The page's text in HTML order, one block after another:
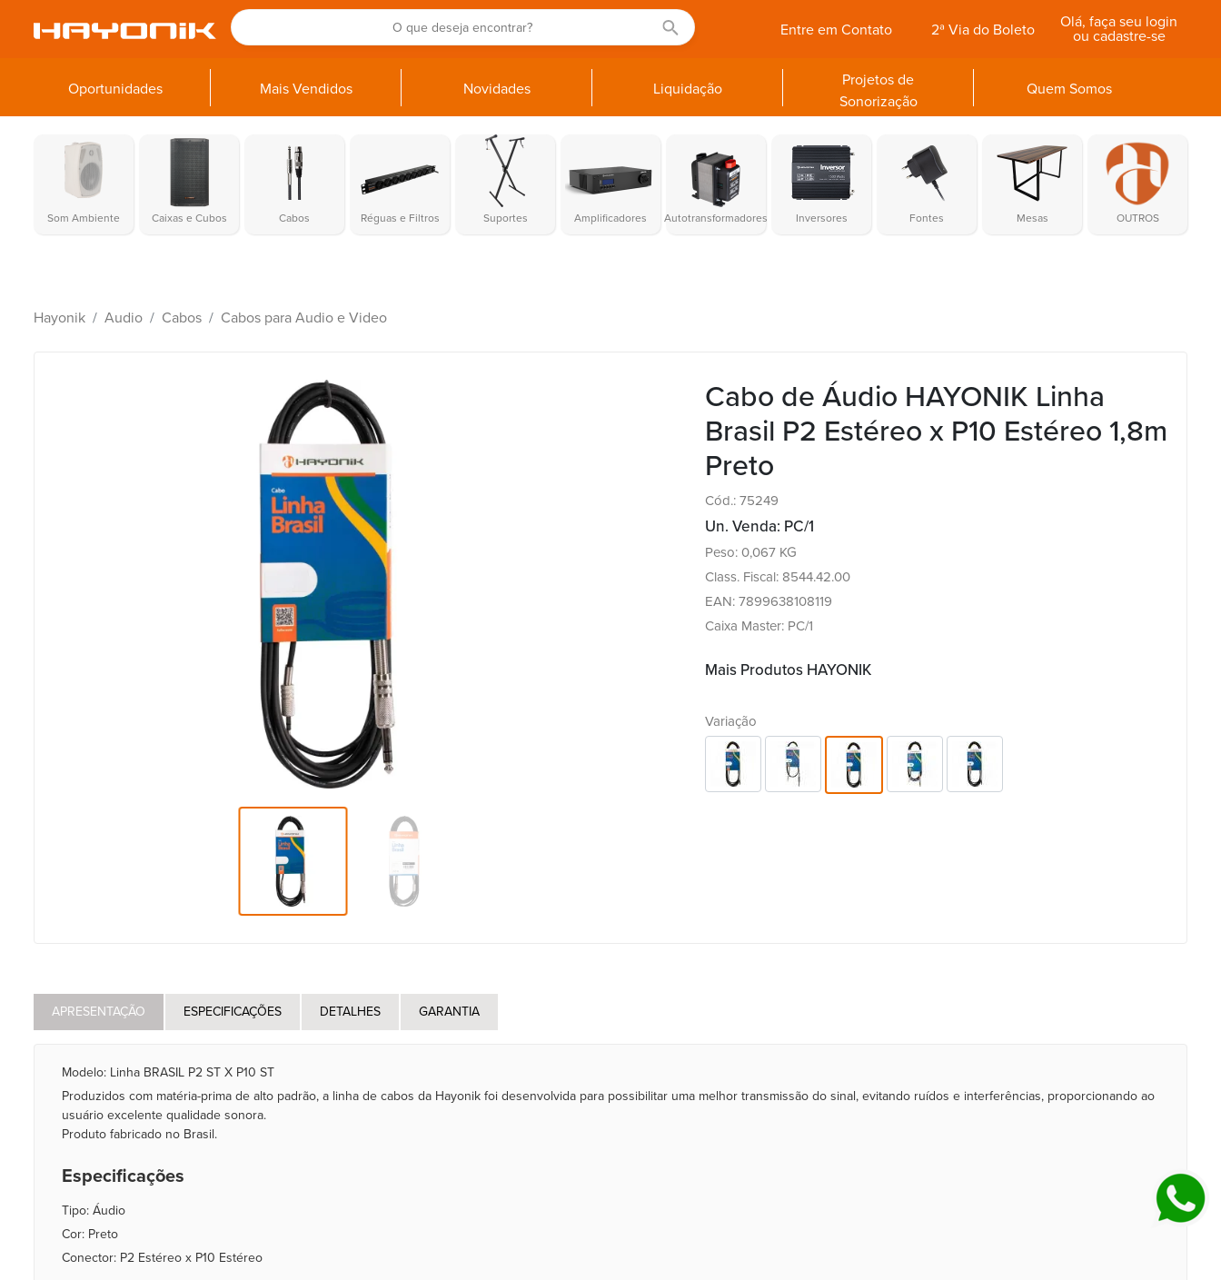
Olá, faça seu login
ou cadastre-se
2ª Via do Boleto
Entre em Contato
Oportunidades Mais Vendidos Novidades Liquidação
Projetos de
Sonorização
Quem Somos
Som Ambiente Caixas e Cubos Cabos Réguas e Filtros Suportes Amplificadores Autotransformadores Inversores Fontes Mesas OUTROS
Hayonik Audio Cabos Cabos para Audio e Video
Cabo de Áudio HAYONIK Linha
Brasil P2 Estéreo x P10 Estéreo 1,8m
Preto
Cód.: 75249
Un. Venda: PC/1
Peso: 0,067 KG
Class. Fiscal: 8544.42.00
EAN: 7899638108119
Caixa Master: PC/1
Mais Produtos HAYONIK
Variação
APRESENTAÇÃO ESPECIFICAÇÕES DETALHES GARANTIA
Modelo: Linha BRASIL P2 ST X P10 ST
Produzidos com matéria-prima de alto padrão, a linha de cabos da Hayonik foi desenvolvida para possibilitar uma melhor transmissão do sinal, evitando ruídos e interferências, proporcionando ao
usuário excelente qualidade sonora.
Produto fabricado no Brasil.
Especificações
Tipo: Áudio
Cor: Preto
Conector: P2 Estéreo x P10 Estéreo